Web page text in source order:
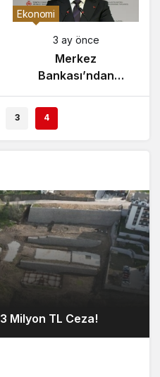
Ekonomi
3 ay önce
Merkez
Bankası’ndan
Enflasyon Raporu
Açıklaması
3 4
Milyon TL Ceza!